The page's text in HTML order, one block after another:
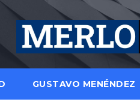
GUSTAVO MENÉNDEZ